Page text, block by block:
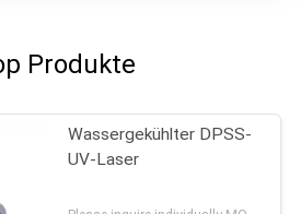
Produkte
Wassergekühlter DPSS-
UV-Laser